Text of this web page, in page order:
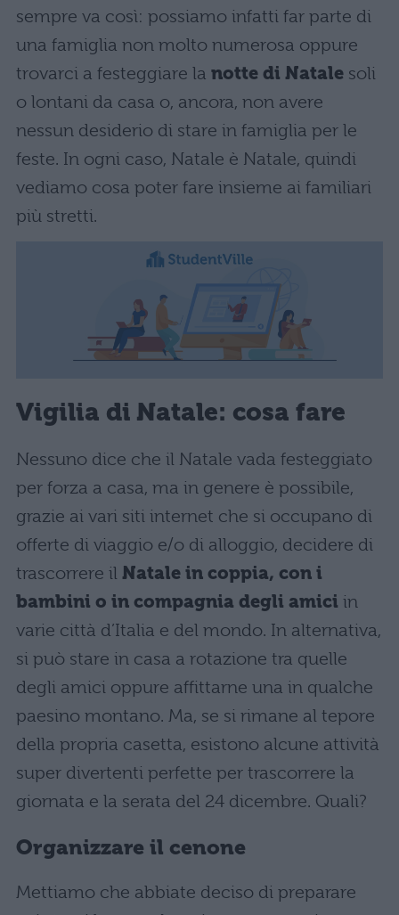
sempre va così: possiamo infatti far parte di
una famiglia non molto numerosa oppure
trovarci a festeggiare la notte di Natale soli
o lontani da casa o, ancora, non avere
nessun desiderio di stare in famiglia per le
feste. In ogni caso, Natale è Natale, quindi
vediamo cosa poter fare insieme ai familiari
più stretti.
Vigilia di Natale: cosa fare
Nessuno dice che il Natale vada festeggiato
per forza a casa, ma in genere è possibile,
grazie ai vari siti internet che si occupano di
offerte di viaggio e/o di alloggio, decidere di
trascorrere il Natale in coppia, con i
bambini o in compagnia degli amici in
varie città d’Italia e del mondo. In alternativa,
si può stare in casa a rotazione tra quelle
degli amici oppure affittarne una in qualche
paesino montano. Ma, se si rimane al tepore
della propria casetta, esistono alcune attività
super divertenti perfette per trascorrere la
giornata e la serata del 24 dicembre. Quali?
Organizzare il cenone
Mettiamo che abbiate deciso di preparare